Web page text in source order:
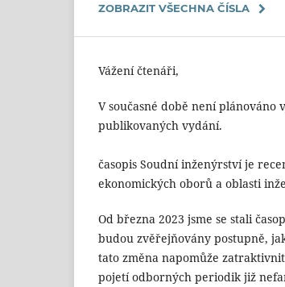
ZOBRAZIT VŠECHNA ČÍSLA
Vážení čtenáři,
V současné době není plánováno
publikovaných vydání.
časopis Soudní inženýrství je
ekonomických oborů a oblasti
Od března 2023 jsme se stali
budou zvěřejňovány postupně,
tato změna napomůže
pojetí odborných periodik již